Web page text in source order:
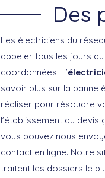
Des
Les électriciens du
appeler tous les jours
coordonnées. L’
savoir plus sur la panne
réaliser pour résoudre
l’établissement du
vous pouvez nous
contact en ligne. Notre
traitent les dossiers le